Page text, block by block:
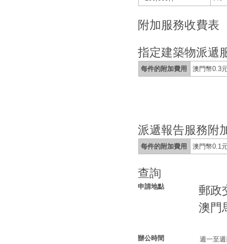
附加服務收費表
指定建築物派遞
每件的附加費用 澳門幣0.3
派遞報告服務附
每件的附加費用 澳門幣0.1
查詢
申請地點
郵政
澳門
辦公時間 週一至